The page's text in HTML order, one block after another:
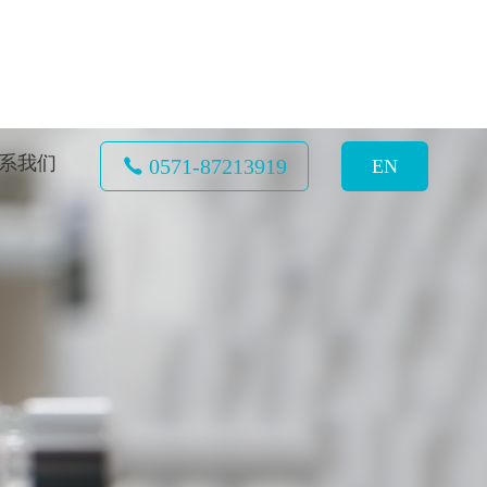
EN
0571-87213919
我们